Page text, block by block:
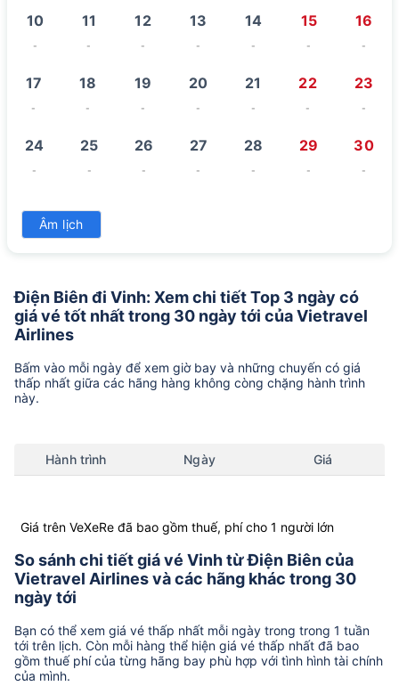
10
-
11
-
12
-
13
-
14
-
15
-
16
-
17
-
18
-
19
-
20
-
21
-
22
-
23
-
24
-
25
-
26
-
27
-
28
-
29
-
30
-
31
Âm lịch
Điện Biên đi Vinh: Xem chi tiết Top 3 ngày có
giá vé tốt nhất trong 30 ngày tới của Vietravel
Airlines
Bấm vào mỗi ngày để xem giờ bay và những chuyến có giá
thấp nhất giữa các hãng hàng không còng chặng hành trình
này.
Hành trình Ngày Giá
Giá trên VeXeRe đã bao gồm thuế, phí cho 1 người lớn
So sánh chi tiết giá vé Vinh từ Điện Biên của
Vietravel Airlines và các hãng khác trong 30
ngày tới
Bạn có thể xem giá vé thấp nhất mỗi ngày trong trong 1 tuần
tới trên lịch. Còn mỗi hàng thể hiện giá vé thấp nhất đã bao
gồm thuế phí của từng hãng bay phù hợp với tình hình tài chính
của mình.